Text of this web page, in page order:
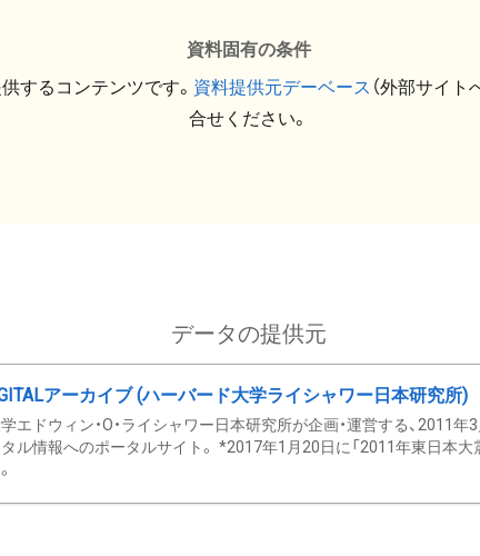
資料固有の条件
するコンテンツです。 資料提供元デーベース （外部サイト
合せください。
データの提供元
アーカイブ (ハーバード大学ライシャワー日本研究所)
エドウィン・O・ライシャワー日本研究所が企画・運営する、2011
ル情報へのポータルサイト。 *2017年1月20日に「2011年東日本大